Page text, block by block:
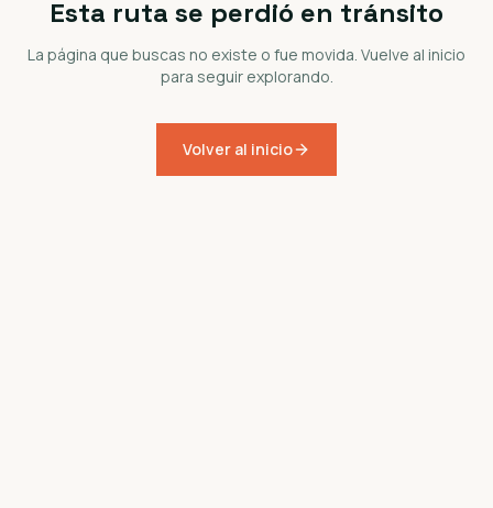
Esta ruta se perdió en tránsito
La página que buscas no existe o fue movida. Vuelve al inicio
para seguir explorando.
Volver al inicio